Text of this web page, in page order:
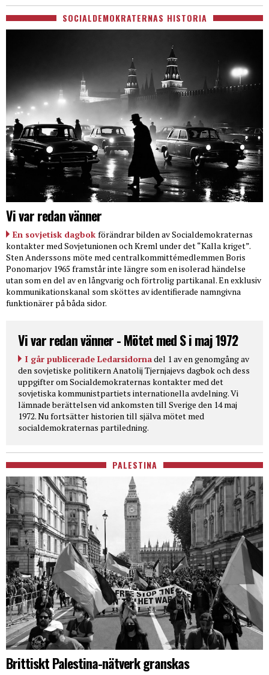
SOCIALDEMOKRATERNAS HISTORIA
Vi var redan vänner
En sovjetisk dagbok förändrar bilden av Socialdemokraternas
kontakter med Sovjetunionen och Kreml under det “Kalla kriget”.
Sten Anderssons möte med centralkommittémedlemmen Boris
Ponomarjov 1965 framstår inte längre som en isolerad händelse
utan som en del av en långvarig och förtrolig partikanal. En exklusiv
kommunikationskanal som sköttes av identifierade namngivna
funktionärer på båda sidor.
Vi var redan vänner - Mötet med S i maj 1972
I går publicerade Ledarsidornadel 1 av en genomgång av
den sovjetiske politikern Anatolij Tjernjajevs dagbok och dess
uppgifter om Socialdemokraternas kontakter med det
sovjetiska kommunistpartiets internationella avdelning. Vi
lämnade berättelsen vid ankomsten till Sverige den 14 maj
1972. Nu fortsätter historien till själva mötet med
socialdemokraternas partiledning.
PALESTINA
Brittiskt Palestina-nätverk granskas